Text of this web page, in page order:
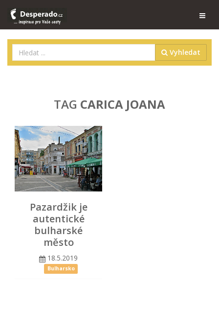
Vyhledat
TAG CARICA JOANA
Pazardžik je
autentické
bulharské
město
18.5.2019
Bulharsko